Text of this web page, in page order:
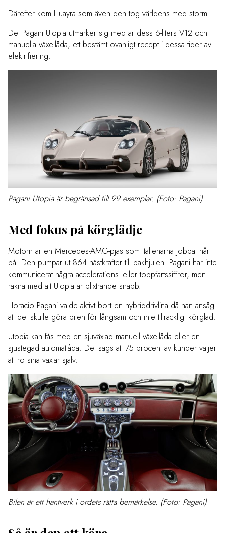
Därefter kom Huayra som även den tog världens med storm.
Det Pagani Utopia utmärker sig med är dess 6-liters V12 och
manuella växellåda, ett bestämt ovanligt recept i dessa tider av
elektrifiering.
Pagani Utopia är begränsad till 99 exemplar. (Foto: Pagani)
Med fokus på körglädje
Motorn är en Mercedes-AMG-pjäs som italienarna jobbat hårt
på. Den pumpar ut 864 hästkrafter till bakhjulen. Pagani har inte
kommunicerat några accelerations- eller toppfartssiffror, men
räkna med att Utopia är blixtrande snabb.
Horacio Pagani valde aktivt bort en hybriddrivlina då han ansåg
att det skulle göra bilen för långsam och inte tillräckligt körglad.
Utopia kan fås med en sjuväxlad manuell växellåda eller en
sjustegad automatlåda. Det sägs att 75 procent av kunder väljer
att ro sina växlar själv.
Bilen är ett hantverk i ordets rätta bemärkelse. (Foto: Pagani)